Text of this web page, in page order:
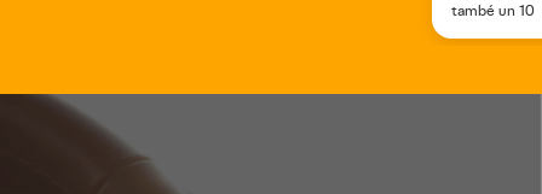
també un 10